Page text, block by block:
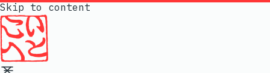
Skip to content